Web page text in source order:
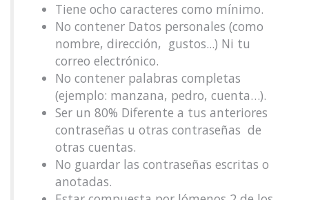
Tiene ocho caracteres como mínimo.
No contener Datos personales (como
nombre, dirección, gustos...) Ni tu
correo electrónico.
No contener palabras completas
(ejemplo: manzana, pedro, cuenta…).
Ser un 80% Diferente a tus anteriores
contraseñas u otras contraseñas de
otras cuentas.
No guardar las contraseñas escritas o
anotadas.